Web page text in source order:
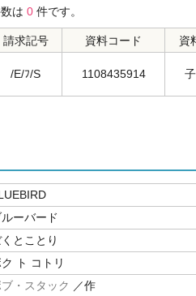
は 0 件です。
請求記号 資料コード 資
/E/ﾌ/S 1108435914
ーバード
とことり
ト コトリ
ブ・スタック ／作